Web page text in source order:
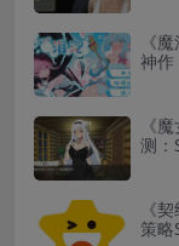
《
神作
《
测：
《
策略